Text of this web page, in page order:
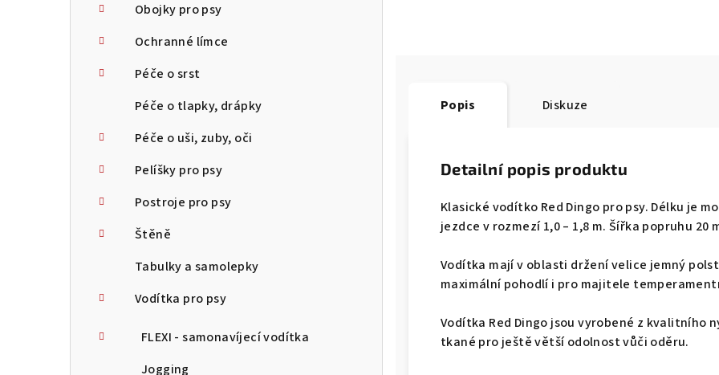
Obojky pro psy
Ochranné límce
Péče o srst
Péče o tlapky, drápky
Péče o uši, zuby, oči
Pelíšky pro psy
Postroje pro psy
Štěně
Tabulky a samolepky
Vodítka pro psy
FLEXI - samonavíjecí vodítka
Jogging
Popis Diskuze
Detailní popis produktu
Klasické vodítko Red Dingo pro psy. Délku je
jezdce v rozmezí 1,0 – 1,8 m. Šířka popruhu 20
Vodítka mají v oblasti držení velice jemný
maximální pohodlí i pro majitele
Vodítka Red Dingo jsou vyrobené z kvalitního
tkané pro ještě větší odolnost vůči oděru.